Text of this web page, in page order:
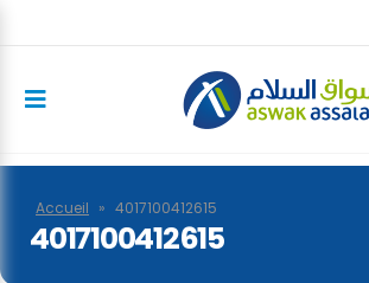
Accueil » 4017100412615
4017100412615